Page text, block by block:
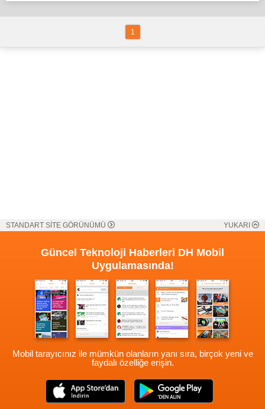
1
STANDART SİTE GÖRÜNÜMÜ YUKARI
Güncel Teknoloji Haberleri DH Mobil
Uygulamasında!
Mobil tarayıcınız ile mümkün olanların yanı sıra, birçok yeni ve
faydalı özelliğe erişin.